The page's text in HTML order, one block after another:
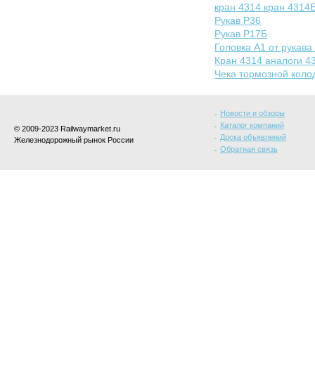
кран 4314 кран
Рукав Р36
Рукав Р17Б
Головка А1 от
Кран 4314 аналоги
Чека тормозной
© 2009-2023 Railwaymarket.ru
Железнодорожный рынок России
Новости и обзоры
Каталог компаний
Доска объявлений
Обратная связь